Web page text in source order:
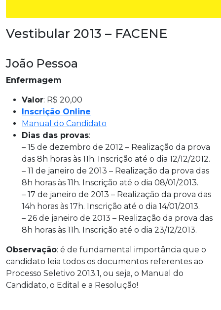
Vestibular 2013 – FACENE
João Pessoa
Enfermagem
Valor: R$ 20,00
Inscrição Online
Manual do Candidato
Dias das provas:
– 15 de dezembro de 2012 – Realização da prova
das 8h horas às 11h. Inscrição até o dia 12/12/2012.
– 11 de janeiro de 2013 – Realização da prova das
8h horas às 11h. Inscrição até o dia 08/01/2013.
– 17 de janeiro de 2013 – Realização da prova das
14h horas às 17h. Inscrição até o dia 14/01/2013.
– 26 de janeiro de 2013 – Realização da prova das
8h horas às 11h. Inscrição até o dia 23/12/2013.
Observação: é de fundamental importância que o
candidato leia todos os documentos referentes ao
Processo Seletivo 2013.1, ou seja, o Manual do
Candidato, o Edital e a Resolução!